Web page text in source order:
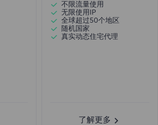
不限流量使用
无限使用IP
全球超过50个地区
随机国家
真实动态住宅代理
了解更多